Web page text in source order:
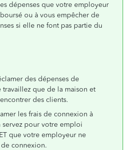
dépenses que votre employeur
ou à vous empêcher de
si elle ne font pas partie du
des dépenses de
que de la maison et
des clients.
les frais de connexion à
servez pour votre emploi
que votre employeur ne
connexion.